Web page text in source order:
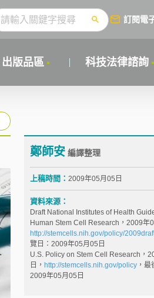
訂閱電
出版品區 科技法律諮詢
鄭師安編譯整理
上稿時間： 2009年05月05日
資料來源：
Draft National Institutes of Health
Human Stem Cell Research，2009年
http://stemcells.nih.gov/policy/
覽日：2009年05月05日
U.S. Policy on Stem Cell Research，
日， http://stemcells.nih.gov/policy，最
2009年05月05日